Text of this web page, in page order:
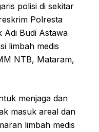
polisi di sekitar
Polresta
Adi Budi Astawa
limbah medis
NTB, Mataram,
menjaga dan
masuk areal dan
limbah medis